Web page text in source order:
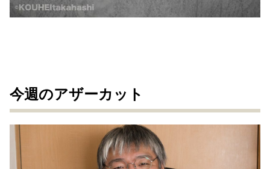
今週のアザーカット